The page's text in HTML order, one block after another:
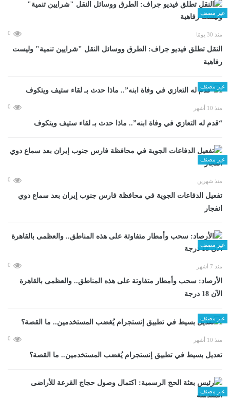
غير مصنف
منذ 30 يومًا 0
​النقل تطلق فيديو جراف: الطرق ووسائل النقل "شرايين تنمية" وليست
رفاهية
غير مصنف
منذ 10 أشهر 0
“قدم له التعازي في وفاة ابنه”.. ماذا حدث بـ لقاء ستيف ويتكوف
غير مصنف
منذ شهرين 0
تفعيل الدفاعات الجوية في محافظة فارس جنوب إيران بعد سماع دوي
انفجار
غير مصنف
منذ 7 أشهر 0
الأرصاد: سحب وأمطار متفاوتة على هذه المناطق.. والعظمى بالقاهرة
الآن 18 درجة
غير مصنف
منذ 10 أشهر 0
تعديل بسيط في تطبيق إنستجرام يُغضب المستخدمين.. ما القصة؟
غير مصنف